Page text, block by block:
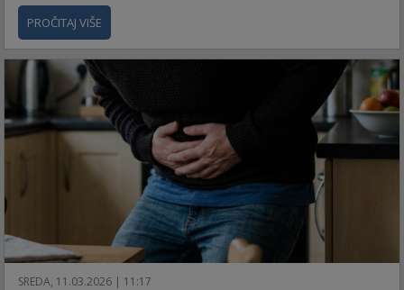
PROČITAJ VIŠE
SREDA, 11.03.2026 | 11:17